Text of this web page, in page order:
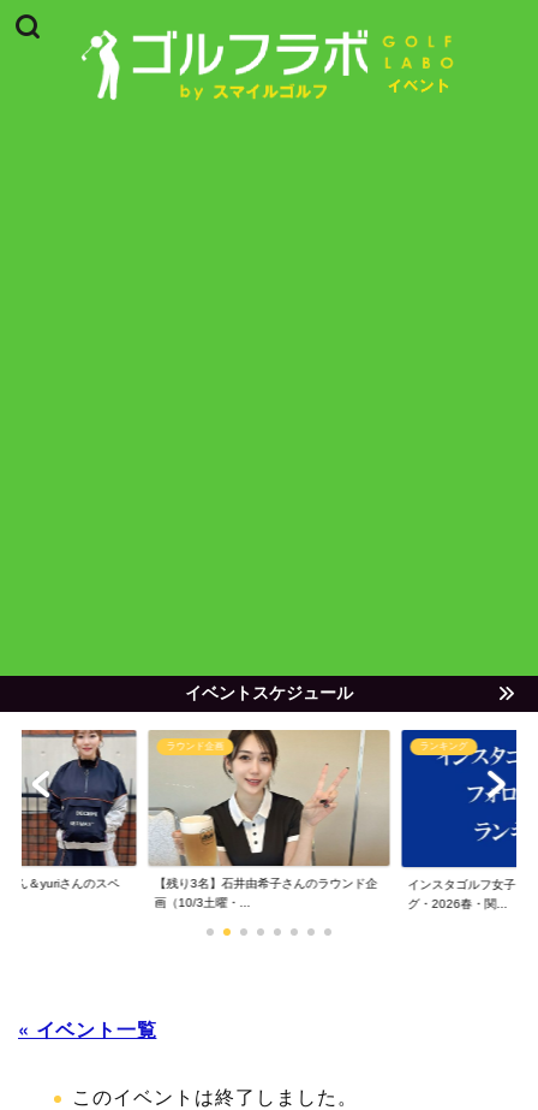
イベントスケジュール
ん＆yuriさんのスペ
ラウンド企画
【残り3名】石井由希子さんのラウンド企
画（10/3土曜・...
ランキング
インスタゴルフ女子フ
グ・2026春・関...
« イベント一覧
このイベントは終了しました。